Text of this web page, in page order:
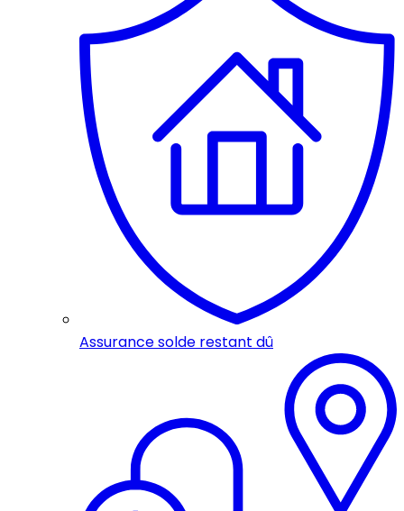
Assurance solde restant dû